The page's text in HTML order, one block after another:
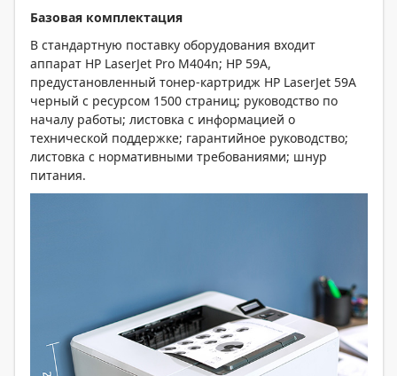
Базовая комплектация
В стандартную поставку оборудования входит
аппарат HP LaserJet Pro M404n; HP 59A,
предустановленный тонер-картридж HP LaserJet 59A
черный с ресурсом 1500 страниц; руководство по
началу работы; листовка с информацией о
технической поддержке; гарантийное руководство;
листовка с нормативными требованиями; шнур
питания.